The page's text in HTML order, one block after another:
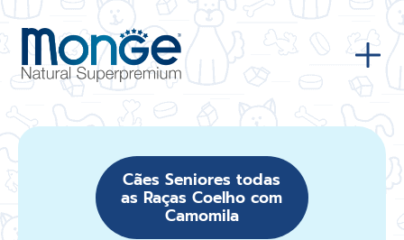
Cães Seniores todas
as Raças Coelho com
Camomila